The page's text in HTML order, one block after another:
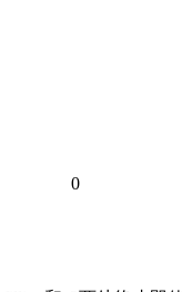
0